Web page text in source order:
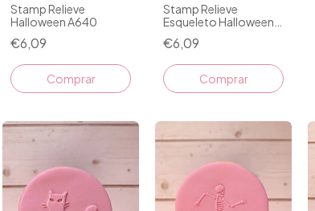
Stamp Relieve
Halloween A640
€6,09
Stamp Relieve
Esqueleto Halloween
€6,09